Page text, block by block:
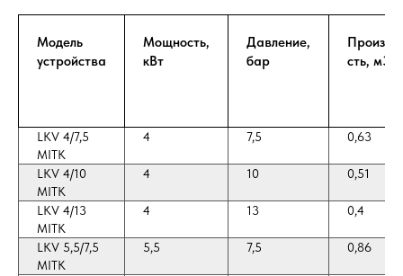
Модель
устройства
Мощность,
кВт
Давление,
бар
сть, м3/
LKV 4/7,5
MITK
4 7,5 0,63
LKV 4/10
MITK
4 10 0,51
LKV 4/13
MITK
4 13 0,4
LKV 5,5/7,5
MITK
5,5 7,5 0,86